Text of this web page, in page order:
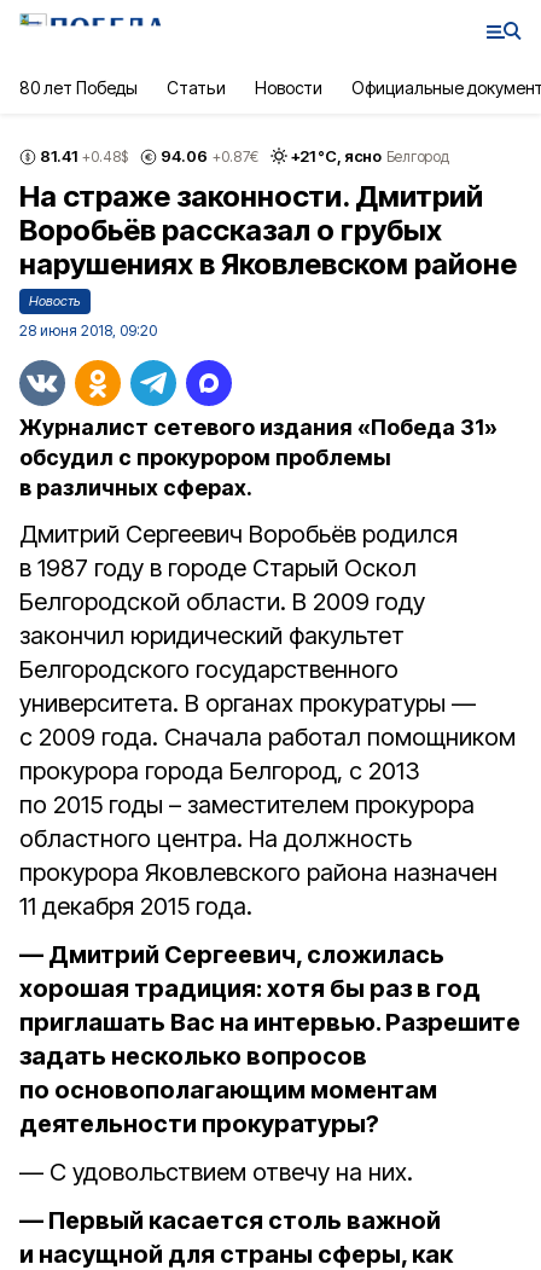
80 лет Победы Статьи Новости Официальные
81.41 +0.48$ 94.06 +0.87€ +21°С, ясно Белгород
На страже законности. Дмитрий
Воробьёв рассказал о грубых
нарушениях в Яковлевском районе
Новость
28 июня 2018, 09:20
Журналист сетевого издания «Победа 31»
обсудил с прокурором проблемы
в различных сферах.
Дмитрий Сергеевич Воробьёв родился
в 1987 году в городе Старый Оскол
Белгородской области. В 2009 году
закончил юридический факультет
Белгородского государственного
университета. В органах прокуратуры —
с 2009 года. Сначала работал помощником
прокурора города Белгород, с 2013
по 2015 годы – заместителем прокурора
областного центра. На должность
прокурора Яковлевского района назначен
11 декабря 2015 года.
— Дмитрий Сергеевич, сложилась
хорошая традиция: хотя бы раз в год
приглашать Вас на интервью. Разрешите
задать несколько вопросов
по основополагающим моментам
деятельности прокуратуры?
— С удовольствием отвечу на них.
— Первый касается столь важной
и насущной для страны сферы, как